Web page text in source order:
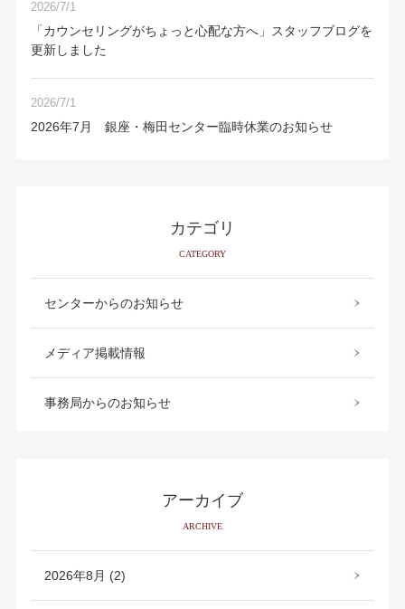
2026/7/1
「カウンセリングがちょっと心配な方へ」スタッフブログを
更新しました
2026/7/1
2026年7月 銀座・梅田センター臨時休業のお知らせ
カテゴリ
CATEGORY
センターからのお知らせ
メディア掲載情報
事務局からのお知らせ
アーカイブ
ARCHIVE
2026年8月 (2)